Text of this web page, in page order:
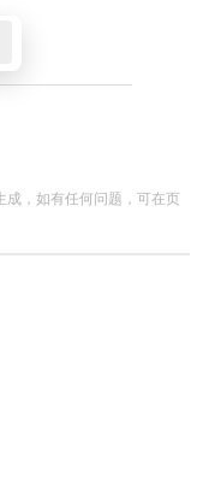
，如有任何问题，可在页